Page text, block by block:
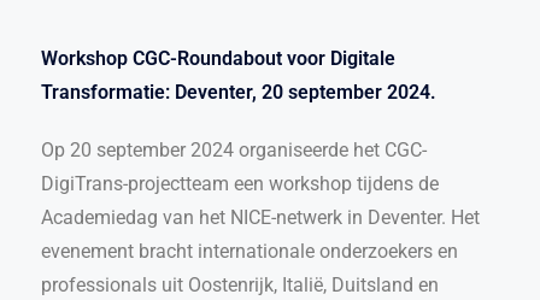
Workshop CGC-Roundabout voor Digitale
Transformatie: Deventer, 20 september 2024.
Op 20 september 2024 organiseerde het CGC-
DigiTrans-projectteam een workshop tijdens de
Academiedag van het NICE-netwerk in Deventer. Het
evenement bracht internationale onderzoekers en
professionals uit Oostenrijk, Italië, Duitsland en